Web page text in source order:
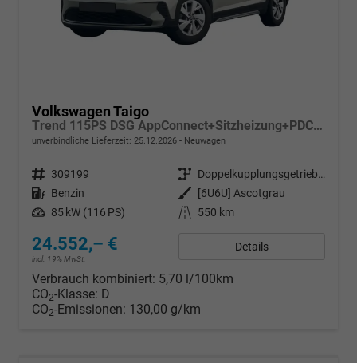
Volkswagen Taigo
Trend 115PS DSG AppConnect+Sitzheizung+PDC+Alu16+LED+DAB+FrontAssist
unverbindliche Lieferzeit: 25.12.2026 Neuwagen
Fahrzeugnr. 309199 Getriebe
Doppelkupplungsgetriebe (DSG)
Kraftstoff Benzin Außenfarbe
[6U6U] Ascotgrau
Leistung 85 kW (116 PS) Kilometerstand 550 km
24.552,– €
incl. 19% MwSt.
Details
Verbrauch kombiniert: 5,70 l/100km
CO2-Klasse: D
CO2-Emissionen: 130,00 g/km